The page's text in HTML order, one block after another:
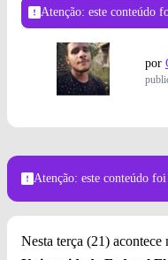
Atenção: este conteúdo
por
Atenção: este conteúdo
Nesta terça (21) acontece